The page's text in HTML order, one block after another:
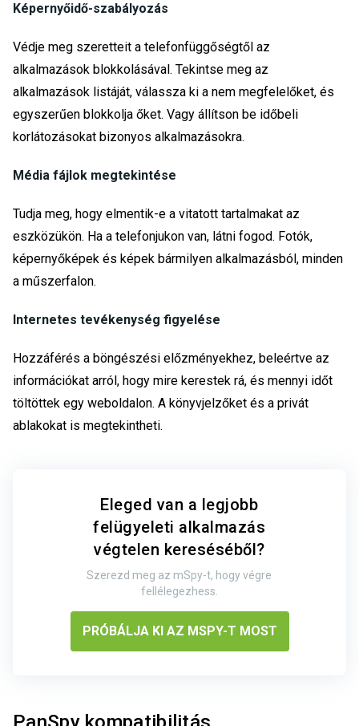
Képernyőidő-szabályozás
Védje meg szeretteit a telefonfüggőségtől az
alkalmazások blokkolásával. Tekintse meg az
alkalmazások listáját, válassza ki a nem megfelelőket, és
egyszerűen blokkolja őket. Vagy állítson be időbeli
korlátozásokat bizonyos alkalmazásokra.
Média fájlok megtekintése
Tudja meg, hogy elmentik-e a vitatott tartalmakat az
eszközükön. Ha a telefonjukon van, látni fogod. Fotók,
képernyőképek és képek bármilyen alkalmazásból, minden
a műszerfalon.
Internetes tevékenység figyelése
Hozzáférés a böngészési előzményekhez, beleértve az
információkat arról, hogy mire kerestek rá, és mennyi időt
töltöttek egy weboldalon. A könyvjelzőket és a privát
ablakokat is megtekintheti.
Eleged van a legjobb
felügyeleti alkalmazás
végtelen kereséséből?
Szerezd meg az mSpy-t, hogy végre
fellélegezhess.
PRÓBÁLJA KI AZ MSPY-T MOST